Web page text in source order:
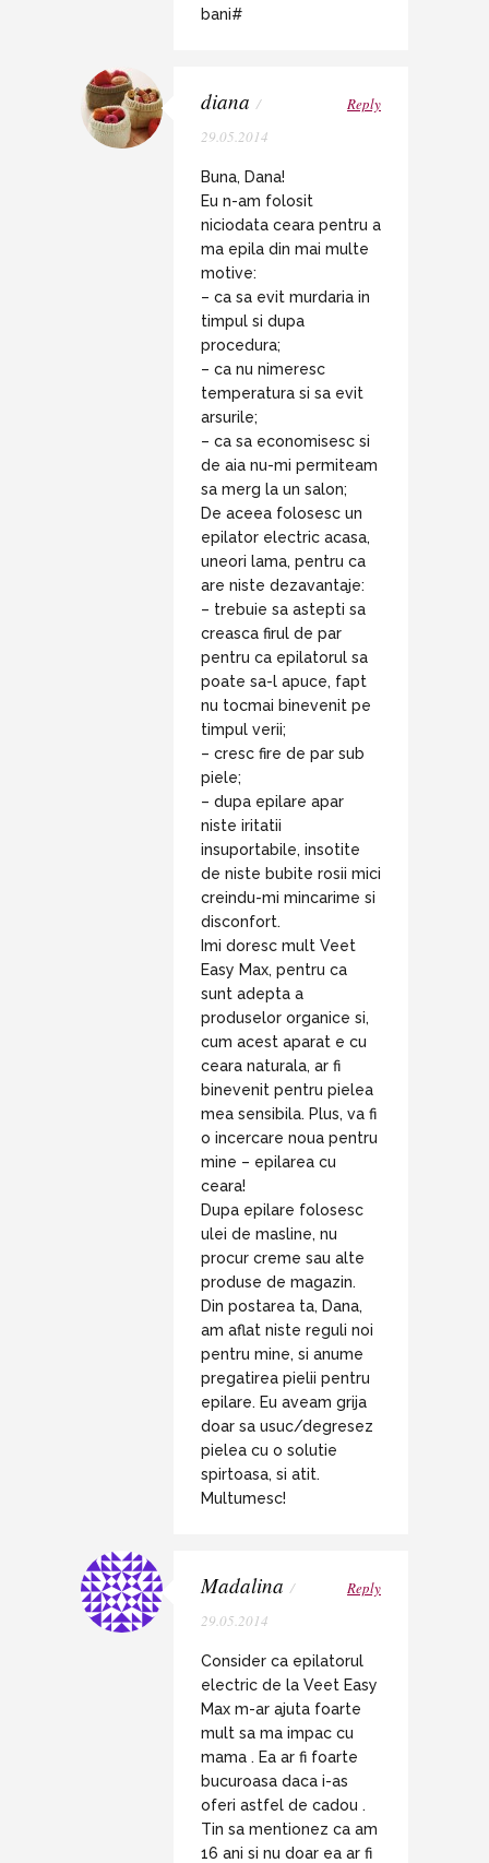
bani#
diana /
29.05.2014
Reply
Buna, Dana!
Eu n-am folosit
niciodata ceara pentru a
ma epila din mai multe
motive:
– ca sa evit murdaria in
timpul si dupa
procedura;
– ca nu nimeresc
temperatura si sa evit
arsurile;
– ca sa economisesc si
de aia nu-mi permiteam
sa merg la un salon;
De aceea folosesc un
epilator electric acasa,
uneori lama, pentru ca
are niste dezavantaje:
– trebuie sa astepti sa
creasca firul de par
pentru ca epilatorul sa
poate sa-l apuce, fapt
nu tocmai binevenit pe
timpul verii;
– cresc fire de par sub
piele;
– dupa epilare apar
niste iritatii
insuportabile, insotite
de niste bubite rosii mici
creindu-mi mincarime si
disconfort.
Imi doresc mult Veet
Easy Max, pentru ca
sunt adepta a
produselor organice si,
cum acest aparat e cu
ceara naturala, ar fi
binevenit pentru pielea
mea sensibila. Plus, va fi
o incercare noua pentru
mine – epilarea cu
ceara!
Dupa epilare folosesc
ulei de masline, nu
procur creme sau alte
produse de magazin.
Din postarea ta, Dana,
am aflat niste reguli noi
pentru mine, si anume
pregatirea pielii pentru
epilare. Eu aveam grija
doar sa usuc/degresez
pielea cu o solutie
spirtoasa, si atit.
Multumesc!
Madalina /
29.05.2014
Reply
Consider ca epilatorul
electric de la Veet Easy
Max m-ar ajuta foarte
mult sa ma impac cu
mama . Ea ar fi foarte
bucuroasa daca i-as
oferi astfel de cadou .
Tin sa mentionez ca am
16 ani si nu doar ea ar fi